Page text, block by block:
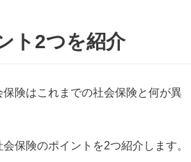
ト2つを紹介
険はこれまでの社会保険と何が異
保険のポイントを2つ紹介します。